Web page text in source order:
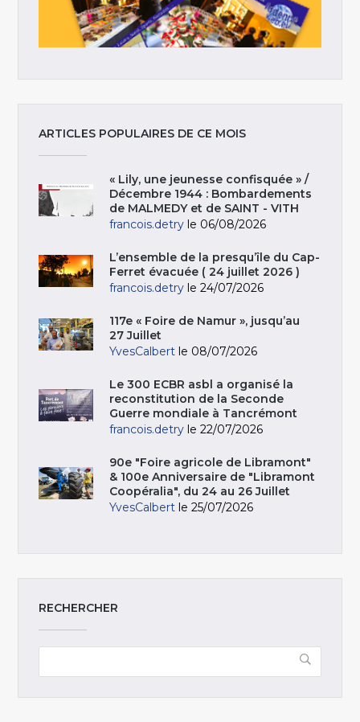
ARTICLES POPULAIRES DE CE MOIS
« Lily, une jeunesse confisquée » /
Décembre 1944 : Bombardements
de MALMEDY et de SAINT - VITH
francois.detry le 06/08/2026
L’ensemble de la presqu’île du Cap-
Ferret évacuée ( 24 juillet 2026 )
francois.detry le 24/07/2026
117e « Foire de Namur », jusqu’au
27 Juillet
YvesCalbert le 08/07/2026
Le 300 ECBR asbl a organisé la
reconstitution de la Seconde
Guerre mondiale à Tancrémont
francois.detry le 22/07/2026
90e "Foire agricole de Libramont"
& 100e Anniversaire de "Libramont
Coopéralia", du 24 au 26 Juillet
YvesCalbert le 25/07/2026
RECHERCHER